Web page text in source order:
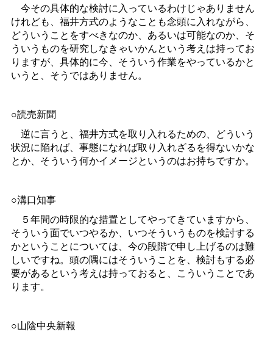
今その具体的な検討に入っているわけじゃありません
けれども、福井方式のようなことも念頭に入れながら、
どういうことをすべきなのか、あるいは可能なのか、そ
ういうものを研究しなきゃいかんという考えは持ってお
りますが、具体的に今、そういう作業をやっているかと
いうと、そうではありません。
○読売新聞
逆に言うと、福井方式を取り入れるための、どういう
状況に陥れば、事態になれば取り入れざるを得ないかな
とか、そういう何かイメージというのはお持ちですか。
○溝口知事
５年間の時限的な措置としてやってきていますから、
そういう面でいつやるか、いつそういうものを検討する
かということについては、今の段階で申し上げるのは難
しいですね。頭の隅にはそういうことを、検討もする必
要があるという考えは持っておると、こういうことであ
ります。
○山陰中央新報